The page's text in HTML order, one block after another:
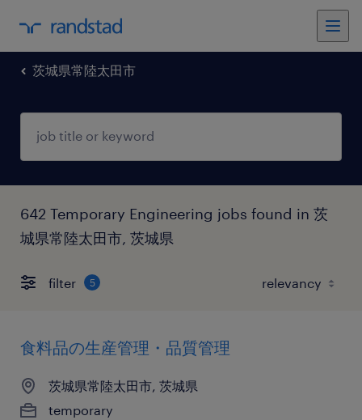
茨城県常陸太田市
642 Temporary Engineering jobs found in 茨
城県常陸太田市, 茨城県
filter 5
食料品の生産管理・品質管理
茨城県常陸太田市, 茨城県
temporary